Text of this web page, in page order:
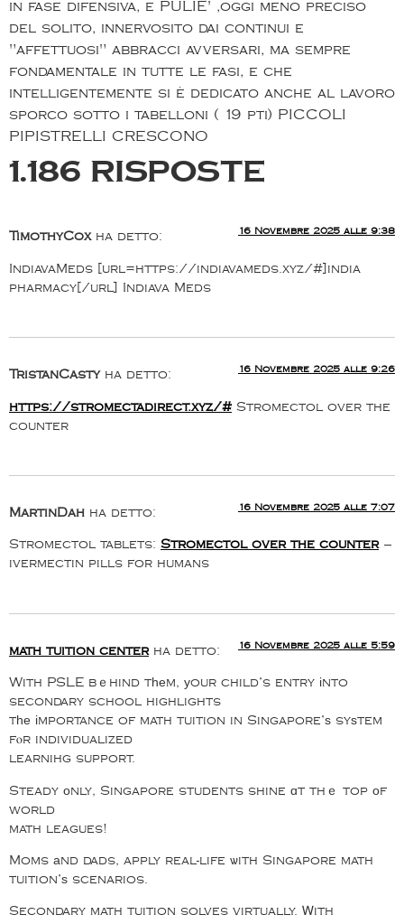
in fase difensiva, e PULIE' ,oggi meno preciso
del solito, innervosito dai continui e
"affettuosi" abbracci avversari, ma sempre
fondamentale in tutte le fasi, e che
intelligentemente si è dedicato anche al lavoro
sporco sotto i tabelloni ( 19 pti) PICCOLI
PIPISTRELLI CRESCONO
1.186 risposte
TimothyCox ha detto: 16 Novembre 2025 alle 9:38
IndiavaMeds [url=https://indiavameds.xyz/#]india
pharmacy[/url] Indiava Meds
TristanCasty ha detto: 16 Novembre 2025 alle 9:26
https://stromectadirect.xyz/# Stromectol over the
counter
MartinDah ha detto: 16 Novembre 2025 alle 7:07
Stromectol tablets: Stromectol over the counter –
ivermectin pills for humans
math tuition center ha detto: 16 Novembre 2025 alle 5:59
With PSLE bｅhind tһеm, уour child’s entry іnto
secondary school highlights
tһе іmportance of math tuition in Singapore’ѕ syѕtem
fⲟr individualized
learnihg support.
Steady οnly, Singapore students shine ɑt thｅ top οf
world
math leagues!
Moms аnd dads, apply real-life ѡith Singapore math
tuition’ѕ scenarios.
Secondary math tuition solves virtually. Ꮃith